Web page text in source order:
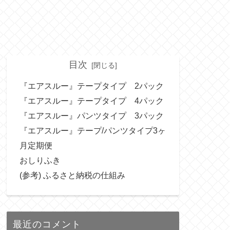
目次
『エアスルー』テープタイプ 2パック
『エアスルー』テープタイプ 4パック
『エアスルー』パンツタイプ 3パック
『エアスルー』テープ/パンツタイプ3ヶ
月定期便
おしりふき
(参考) ふるさと納税の仕組み
最近のコメント